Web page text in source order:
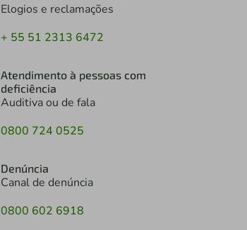
Elogios e reclamações
+ 55 51 2313 6472
Atendimento à pessoas com
deficiência
Auditiva ou de fala
0800 724 0525
Denúncia
Canal de denúncia
0800 602 6918